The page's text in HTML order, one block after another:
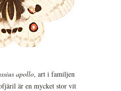
apollo, art i familjen
är en mycket stor vit